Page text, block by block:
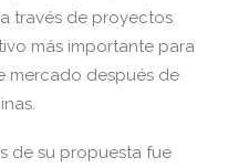
través de proyectos
más importante para
mercado después de
de su propuesta fue